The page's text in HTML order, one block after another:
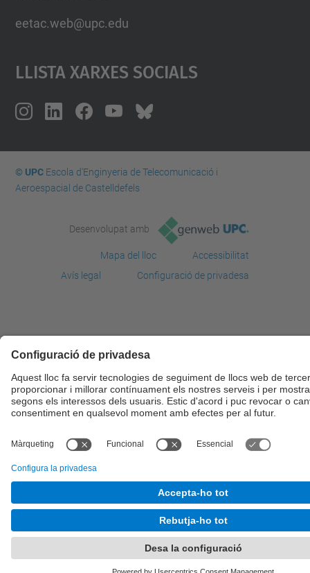
eetac.web@upc.edu
Llista Xarxes Socials
© UPCEscola d'Enginyeria de Telecomunicació i
Aeroespacial de Castelldefels
Desenvolupat amb
Mapa del lloc
Accessibilitat
Avís legal
Configuració de privadesa